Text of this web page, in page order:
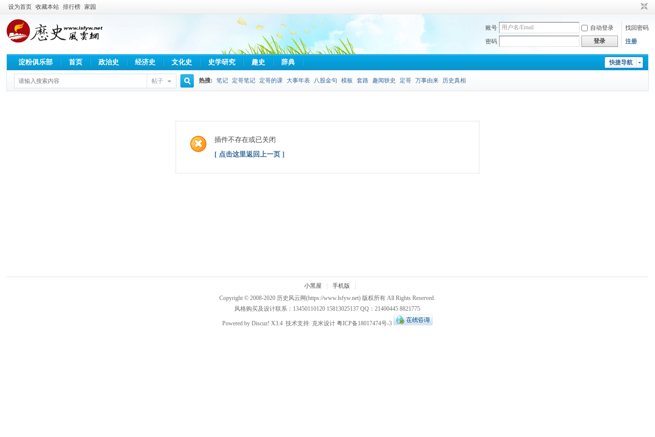
设为首页 收藏本站 排行榜 家园
账号 自动登录
找回密码
密码
登录 注册
快捷导航
淀粉俱乐部 首页 政治史 经济史 文化史 史学研究 趣史 辞典
帖子 热搜: 笔记 定哥笔记 定哥的课 大事年表 八股金句 模板 套路 趣闻轶史 定哥 万事由来 历史真相
插件不存在或已关闭
[ 点击这里返回上一页 ]
小黑屋 手机版
Copyright © 2008-2020 历史风云网(https://www.lsfyw.net) 版权所有 All Rights Reserved.
风格购买及设计联系：13450110120 15813025137 QQ：21400445 8821775
Powered by Discuz! X3.4 技术支持: 克米设计 粤ICP备18017474号-3